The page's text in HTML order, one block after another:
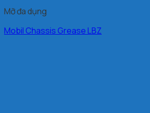
Mỡ đa dụng
Mobil Chassis Grease LBZ